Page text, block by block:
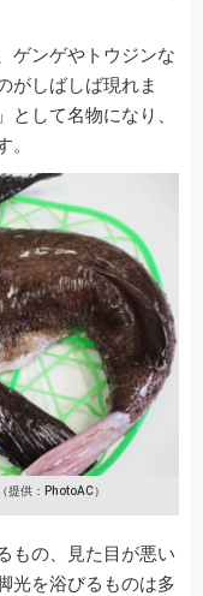
ゲンゲやトウジンな
がしばしば現れま
して名物になり、
（提供：PhotoAC）
もの、見た目が悪い
光を浴びるものは多